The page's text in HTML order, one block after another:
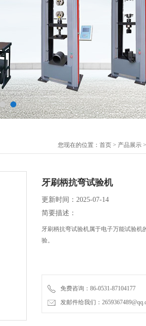
您现在的位置： 首页 > 产品展示 >
牙刷柄抗弯试验机
更新时间：2025-07-14
简要描述：
牙刷柄抗弯试验机属于电子万能试验
验。
免费咨询：86-0531-87104177
发邮件给我们：